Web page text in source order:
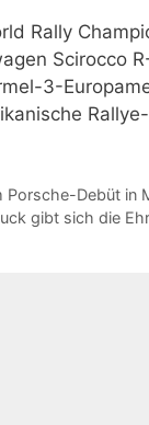
Rally
Scirocco
3-
Porsche-Debüt in
gibt sich die